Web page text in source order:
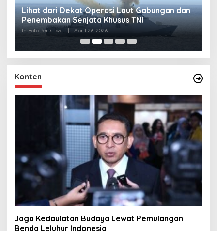
Lihat dari Dekat Operasi Laut Gabungan dan
Penembakan Senjata Khusus TNI
In Foto Peristiwa April 26, 2026
Konten
Jaga Kedaulatan Budaya Lewat Pemulangan
Benda Leluhur Indonesia